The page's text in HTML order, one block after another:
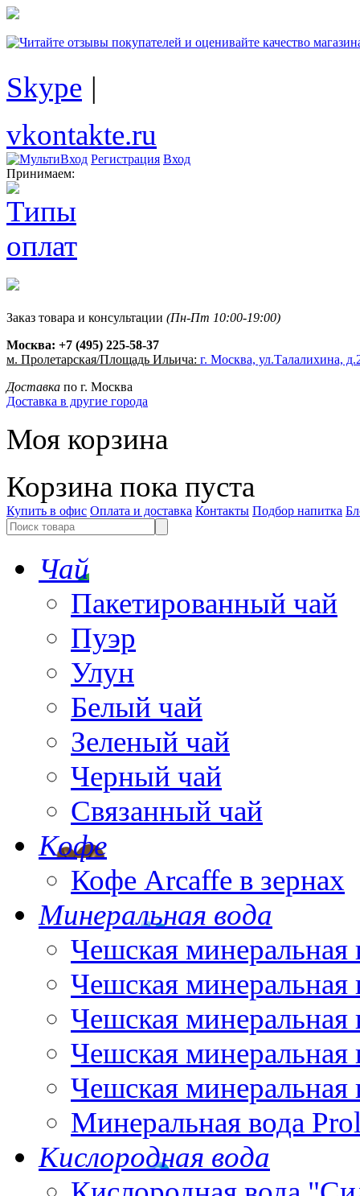
Skype |
vkontakte.ru
Регистрация Вход
Принимаем:
Заказ товара и консультации (Пн-Пт 10:00-19:00)
Москва: +7 (495) 225-58-37
м. Пролетарская/Площадь Ильича: г. Москва, ул.Талалихина,
Доставка по г. Москва
Доставка в другие города
Моя корзина
Корзина пока пуста
Купить в офис Оплата и доставка Контакты Подбор напитка
Чай
Пакетированный чай
Пуэр
Улун
Белый чай
Зеленый чай
Черный чай
Связанный чай
Кофе
Кофе Arcaffe в зернах
Минеральная вода
Чешская минеральная
Чешская минеральная
Чешская минеральная
Чешская минеральная
Чешская минеральная
Минеральная вода
Кислородная вода